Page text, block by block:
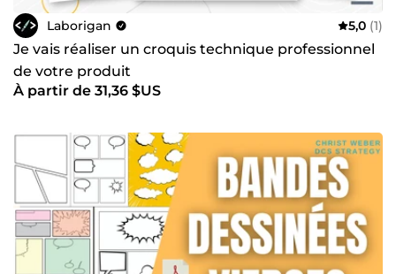
Laborigan 5,0 (1)
Je vais réaliser un croquis technique professionnel
de votre produit
À partir de 31,36 $US